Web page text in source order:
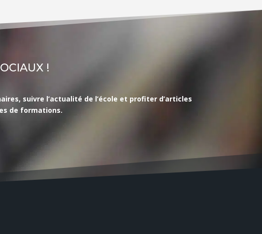
!
suivre l’actualité de l’école et profiter d’articles
de formations.